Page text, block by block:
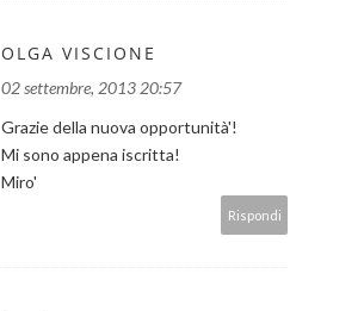
OLGA VISCIONE
02 settembre, 2013 20:57
Grazie della nuova opportunità'!
Mi sono appena iscritta!
Miro'
Rispondi